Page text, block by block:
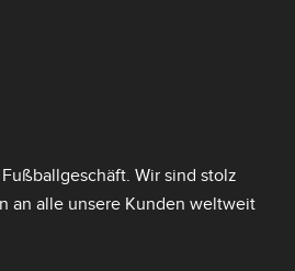
Wir sind stolz
an alle unsere Kunden weltweit